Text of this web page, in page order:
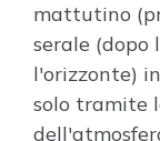
mattutino
serale (dopo
l'orizzonte)
solo tramite